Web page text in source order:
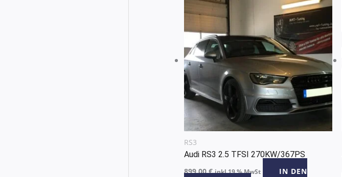
RS3
Audi RS3 2.5 TFSI 270KW/367PS
899,00€ inkl 19 % MwSt
IN DEN